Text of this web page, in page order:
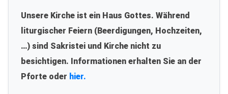
Unsere Kirche ist ein Haus Gottes. Während
liturgischer Feiern (Beerdigungen, Hochzeiten,
…) sind Sakristei und Kirche nicht zu
besichtigen. Informationen erhalten Sie an der
Pforte oder hier.